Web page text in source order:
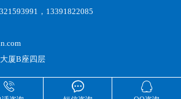
  
，13391822085
厦B座四层